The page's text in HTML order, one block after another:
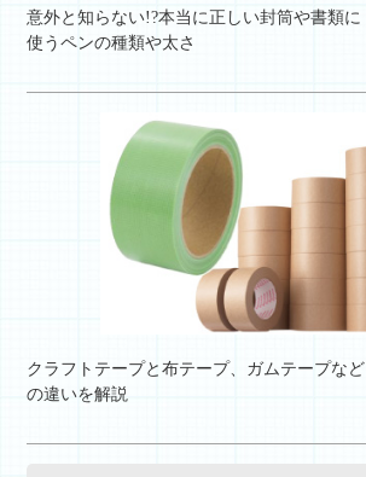
意外と知らない!?本当に正しい封筒や書類に
使うペンの種類や太さ
クラフトテープと布テープ、ガムテープなど
の違いを解説